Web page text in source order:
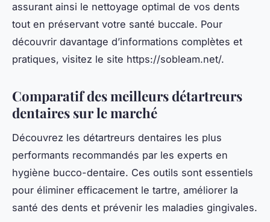
assurant ainsi le nettoyage optimal de vos dents
tout en préservant votre santé buccale. Pour
découvrir davantage d’informations complètes et
pratiques, visitez le site https://sobleam.net/.
Comparatif des meilleurs détartreurs
dentaires sur le marché
Découvrez les détartreurs dentaires les plus
performants recommandés par les experts en
hygiène bucco-dentaire. Ces outils sont essentiels
pour éliminer efficacement le tartre, améliorer la
santé des dents et prévenir les maladies gingivales.